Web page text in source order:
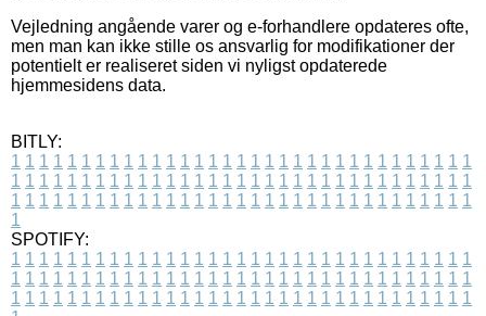
Vejledning angående varer og e-forhandlere opdateres ofte,
men man kan ikke stille os ansvarlig for modifikationer der
potentielt er realiseret siden vi nyligst opdaterede
hjemmesidens data.
BITLY:
1 1 1 1 1 1 1 1 1 1 1 1 1 1 1 1 1 1 1 1 1 1 1 1 1 1 1 1 1 1 1 1 1
1 1 1 1 1 1 1 1 1 1 1 1 1 1 1 1 1 1 1 1 1 1 1 1 1 1 1 1 1 1 1 1 1
1 1 1 1 1 1 1 1 1 1 1 1 1 1 1 1 1 1 1 1 1 1 1 1 1 1 1 1 1 1 1 1 1
1
SPOTIFY:
1 1 1 1 1 1 1 1 1 1 1 1 1 1 1 1 1 1 1 1 1 1 1 1 1 1 1 1 1 1 1 1 1
1 1 1 1 1 1 1 1 1 1 1 1 1 1 1 1 1 1 1 1 1 1 1 1 1 1 1 1 1 1 1 1 1
1 1 1 1 1 1 1 1 1 1 1 1 1 1 1 1 1 1 1 1 1 1 1 1 1 1 1 1 1 1 1 1 1